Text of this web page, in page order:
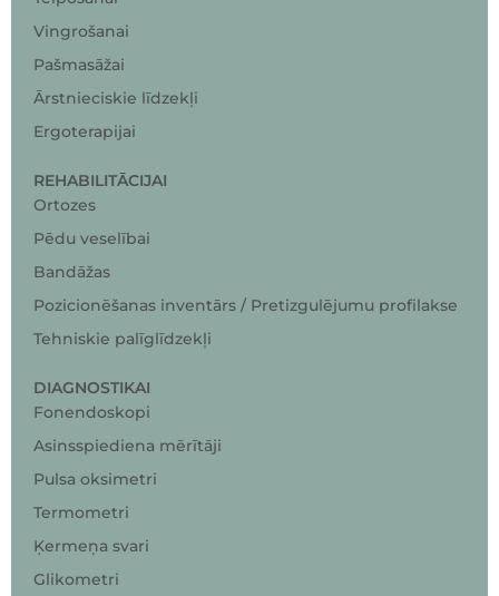
Vingrošanai
Pašmasāžai
Ārstnieciskie līdzekļi
Ergoterapijai
REHABILITĀCIJAI
Ortozes
Pēdu veselībai
Bandāžas
Pozicionēšanas inventārs / Pretizgulējumu profilakse
Tehniskie palīglīdzekļi
DIAGNOSTIKAI
Fonendoskopi
Asinsspiediena mērītāji
Pulsa oksimetri
Termometri
Ķermeņa svari
Glikometri